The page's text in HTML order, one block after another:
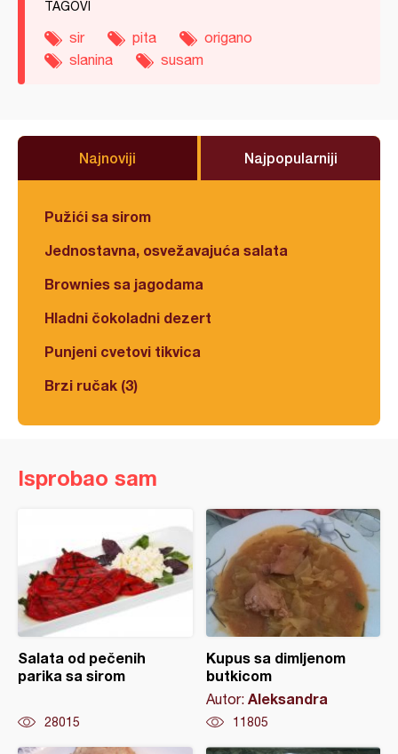
TAGOVI
sir pita
origano
slanina
susam
Najnoviji Najpopularniji
Pužići sa sirom
Jednostavna, osvežavajuća salata
Brownies sa jagodama
Hladni čokoladni dezert
Punjeni cvetovi tikvica
Brzi ručak (3)
Isprobao sam
Salata od pečenih
parika sa sirom
28015
Kupus sa dimljenom
butkicom
Autor: Aleksandra
11805